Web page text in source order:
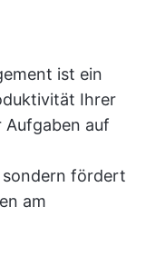
ist ein
Ihrer
Aufgaben auf
sondern fördert
am